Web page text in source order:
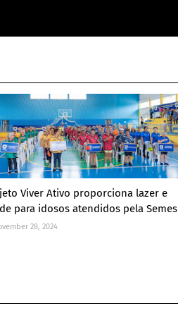
Viver Ativo proporciona lazer e
para idosos atendidos pela Semes
28, 2024